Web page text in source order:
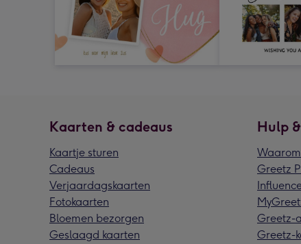
Kaarten & cadeaus
Kaartje sturen
Cadeaus
Verjaardagskaarten
Fotokaarten
Bloemen bezorgen
Geslaagd kaarten
Hulp
Greetz
Greetz-
Greetz-